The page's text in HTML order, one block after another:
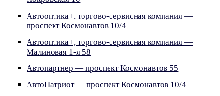
Автооптика+, торгово-сервисная компания —
проспект Космонавтов 10/4
Автооптика+, торгово-сервисная компания —
Малиновая 1-я 58
Автопартнер — проспект Космонавтов 55
АвтоПатриот — проспект Космонавтов 10/4